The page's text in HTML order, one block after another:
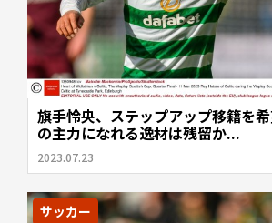
旗手怜央、ステップアップ移籍を
の主力になれる逸材は残留か...
2023.07.23
サッカー